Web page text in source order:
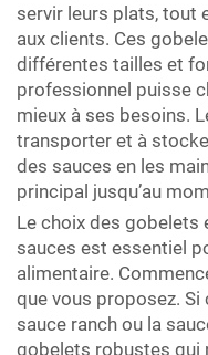
servir leurs plats, tout
aux clients. Ces
différentes tailles et
professionnel puisse
mieux à ses besoins.
transporter et à
des sauces en les
principal jusqu’au
Le choix des gobelets
sauces est essentiel
alimentaire.
que vous proposez.
sauce ranch ou la
gobelets robustes qui